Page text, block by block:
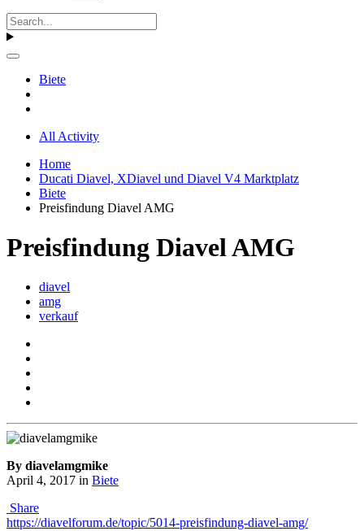
Biete
All Activity
Home
Ducati Diavel, XDiavel und Diavel V4 Marktplatz
Biete
Preisfindung Diavel AMG
Preisfindung Diavel AMG
diavel
amg
verkauf
By diavelamgmike
April 4, 2017 in Biete
Share
https://diavelforum.de/topic/5014-preisfindung-diavel-amg/